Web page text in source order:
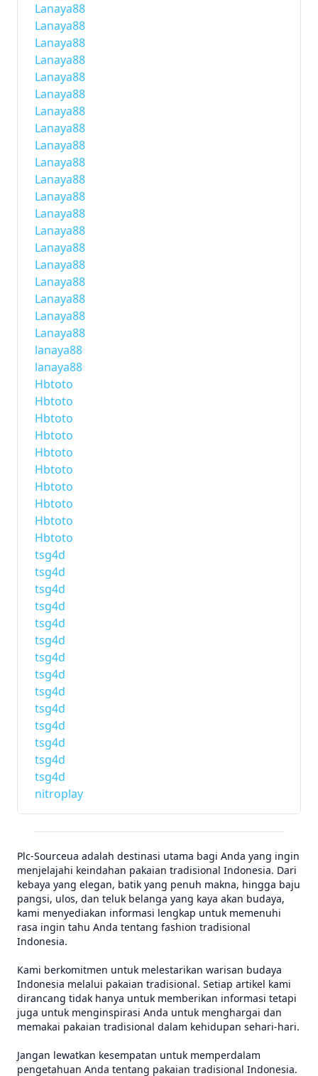
Lanaya88
Lanaya88
Lanaya88
Lanaya88
Lanaya88
Lanaya88
Lanaya88
Lanaya88
Lanaya88
Lanaya88
Lanaya88
Lanaya88
Lanaya88
Lanaya88
Lanaya88
Lanaya88
Lanaya88
Lanaya88
Lanaya88
Lanaya88
lanaya88
lanaya88
Hbtoto
Hbtoto
Hbtoto
Hbtoto
Hbtoto
Hbtoto
Hbtoto
Hbtoto
Hbtoto
Hbtoto
tsg4d
tsg4d
tsg4d
tsg4d
tsg4d
tsg4d
tsg4d
tsg4d
tsg4d
tsg4d
tsg4d
tsg4d
tsg4d
tsg4d
nitroplay
Plc-Sourceua adalah destinasi utama bagi Anda yang ingin
menjelajahi keindahan pakaian tradisional Indonesia. Dari
kebaya yang elegan, batik yang penuh makna, hingga baju
pangsi, ulos, dan teluk belanga yang kaya akan budaya,
kami menyediakan informasi lengkap untuk memenuhi
rasa ingin tahu Anda tentang fashion tradisional
Indonesia.
Kami berkomitmen untuk melestarikan warisan budaya
Indonesia melalui pakaian tradisional. Setiap artikel kami
dirancang tidak hanya untuk memberikan informasi tetapi
juga untuk menginspirasi Anda untuk menghargai dan
memakai pakaian tradisional dalam kehidupan sehari-hari.
Jangan lewatkan kesempatan untuk memperdalam
pengetahuan Anda tentang pakaian tradisional Indonesia.